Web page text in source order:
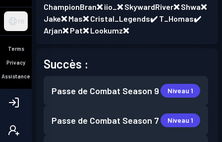
FR
Terms
Privacy
Assistance
ChampionBran❌ iio_❌ SkywardRiver❌ Shwa❌
Jake❌ Mas❌ Cristal_Legends✔️ T_Homas✔️
Arjan❌ Pat❌ Lookumz❌
Succès :
Passe de Combat Season 9 Niveau 1
Passe de Combat Season 7 Niveau 1